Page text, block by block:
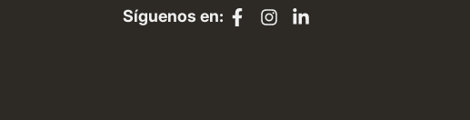
Síguenos en: